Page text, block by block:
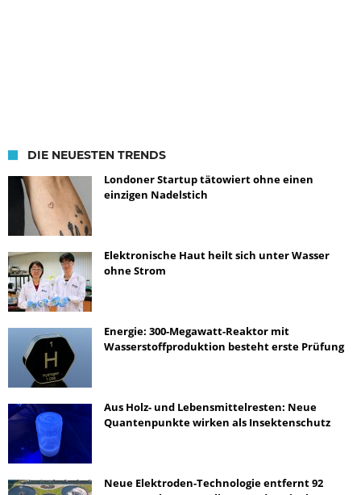
DIE NEUESTEN TRENDS
Londoner Startup tätowiert ohne einen
einzigen Nadelstich
Elektronische Haut heilt sich unter Wasser
ohne Strom
Energie: 300-Megawatt-Reaktor mit
Wasserstoffproduktion besteht erste Prüfung
Aus Holz- und Lebensmittelresten: Neue
Quantenpunkte wirken als Insektenschutz
Neue Elektroden-Technologie entfernt 92